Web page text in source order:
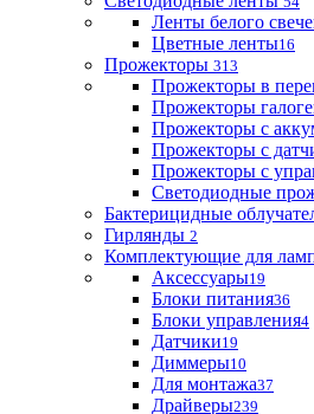
Ленты белого
Цветные ленты16
Прожекторы 313
Прожекторы в
Прожекторы
Прожекторы с
Прожекторы с
Прожекторы с
Светодиодные
Бактерицидные
Гирлянды 2
Комплектующие для
Аксессуары19
Блоки питания36
Блоки управления4
Датчики19
Диммеры10
Для монтажа37
Драйверы239